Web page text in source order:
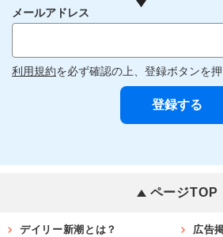
メールアドレス
利用規約を必ず確認の上、登録ボタンを押
ページTOP
デイリー新潮とは？ 広告